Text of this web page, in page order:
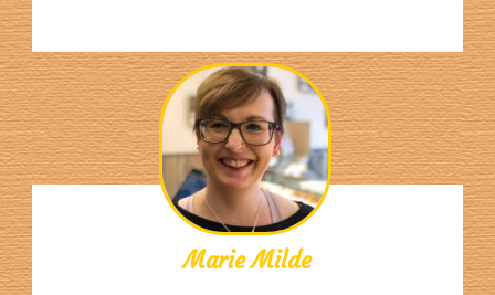
Marie Milde